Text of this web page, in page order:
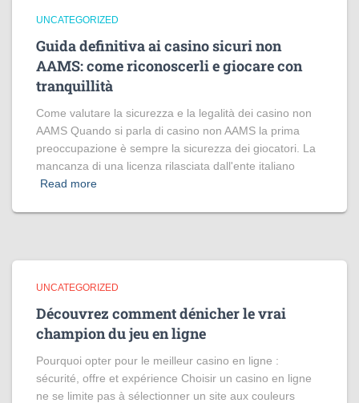
UNCATEGORIZED
Guida definitiva ai casino sicuri non
AAMS: come riconoscerli e giocare con
tranquillità
Come valutare la sicurezza e la legalità dei casino non
AAMS Quando si parla di casino non AAMS la prima
preoccupazione è sempre la sicurezza dei giocatori. La
mancanza di una licenza rilasciata dall'ente italiano
Read more
UNCATEGORIZED
Découvrez comment dénicher le vrai
champion du jeu en ligne
Pourquoi opter pour le meilleur casino en ligne :
sécurité, offre et expérience Choisir un casino en ligne
ne se limite pas à sélectionner un site aux couleurs